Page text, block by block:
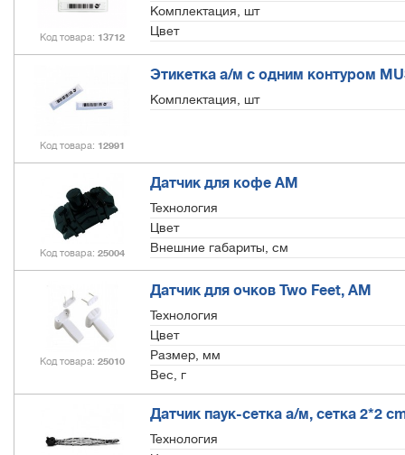
Код товара 13712
Комплектация, шт
Цвет
Код товара 12991
Этикетка а/м с одним контуром
Комплектация, шт
Код товара 25004
Датчик для кофе АМ
Технология
Цвет
Внешние габариты, см
Код товара 25010
Датчик для очков Two Feet, АМ
Технология
Цвет
Размер, мм
Вес, г
Датчик паук-сетка а/м, сетка 2*2
Технология